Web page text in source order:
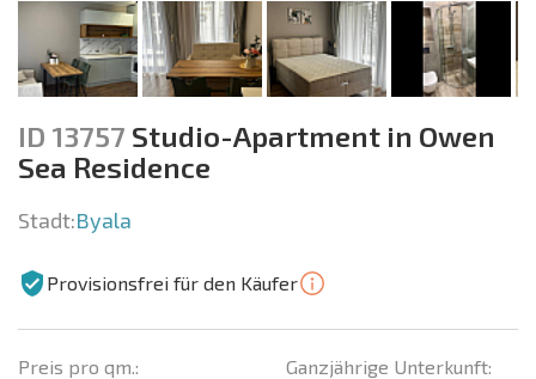
ID 13757 Studio-Apartment in Owen
Sea Residence
Stadt:Byala
Provisionsfrei für den Käufer
Preis pro qm.:
Ganzjährige Unterkunft: